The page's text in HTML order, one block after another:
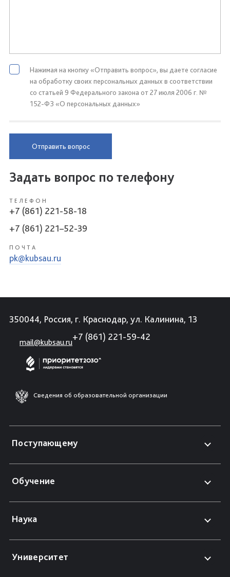
Нажимая на кнопку «Отправить вопрос», вы даете согласие
на обработку своих персональных данных в соответствии
со статьей 9 Федерального закона от 27 июля 2006 г. №
152-ФЗ «О персональных данных»
Отправить вопрос
Задать вопрос по телефону
ТЕЛЕФОН
+7 (861) 221-58-18
+7 (861) 221–52-39
ПОЧТА
pk@kubsau.ru
350044, Россия, г. Краснодар, ул. Калинина, 13
mail@kubsau.ru
+7 (861) 221-59-42
Сведения об образовательной организации
Поступающему
Обучение
Наука
Университет